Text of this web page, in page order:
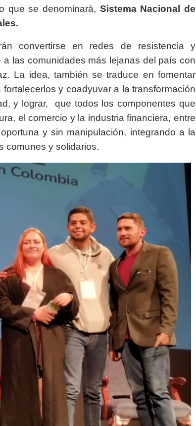
que se denominará, Sistema Nacional de
convertirse en redes de resistencia y
las comunidades más lejanas del país con
La idea, también se traduce en fomentar
y coadyuvar a la transformación
y lograr, que todos los componentes que
el comercio y la industria financiera, entre
y sin manipulación, integrando a la
comunes y solidarios.